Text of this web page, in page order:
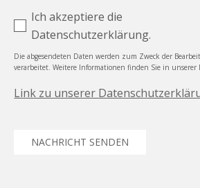
Ich akzeptiere die
Datenschutzerklärung.
Die abgesendeten Daten werden zum Zweck der
verarbeitet. Weitere Informationen finden Sie in
Link zu unserer
NACHRICHT SENDEN